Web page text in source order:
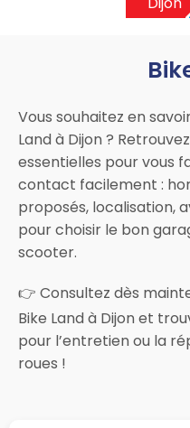
Vous souhaitez en
Land à Dijon ?
essentielles pour vous
contact facilement :
proposés, localisation,
pour choisir le bon
scooter.
👉 Consultez dès
Bike Land à Dijon et
pour l’entretien ou la
roues !